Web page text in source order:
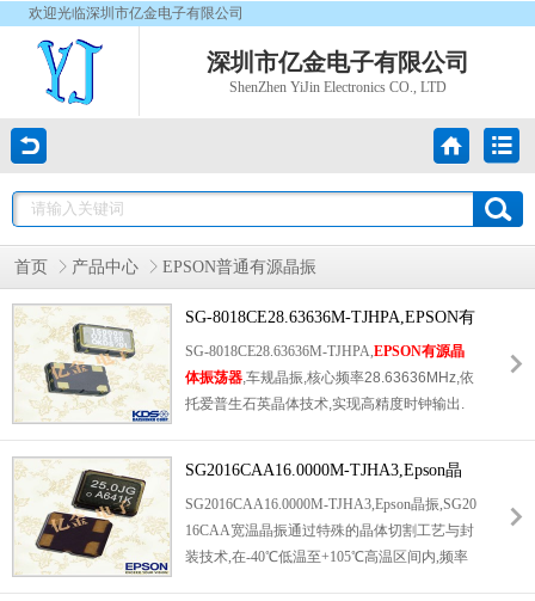
欢迎光临深圳市亿金电子有限公司
深圳市亿金电子有限公司
ShenZhen YiJin Electronics CO., LTD
首页 产品中心 EPSON普通有源晶振
SG-8018CE28.63636M-TJHPA,EPSON有
源晶体振荡器,车规晶振
SG-8018CE28.63636M-TJHPA, EPSON有源晶
体振荡器 ,车规晶振,核心频率28.63636MHz,依
托爱普生石英晶体技术,实现高精度时钟输出.
噪声表现,保障射频与数字电路稳定工作,适配
各类车载终端硬件.标准卷带包装,适合大批量
自动化生产.我司专营EPSON全系列晶振,原厂
货源稳定,可提供规格书,样品,助力车载项目研
SG2016CAA16.0000M-TJHA3,Epson晶
振,SG2016CAA宽温晶振
SG2016CAA16.0000M-TJHA3,Epson晶振,SG20
16CAA宽温晶振通过特殊的晶体切割工艺与封
装技术,在-40℃低温至+105℃高温区间内,频率